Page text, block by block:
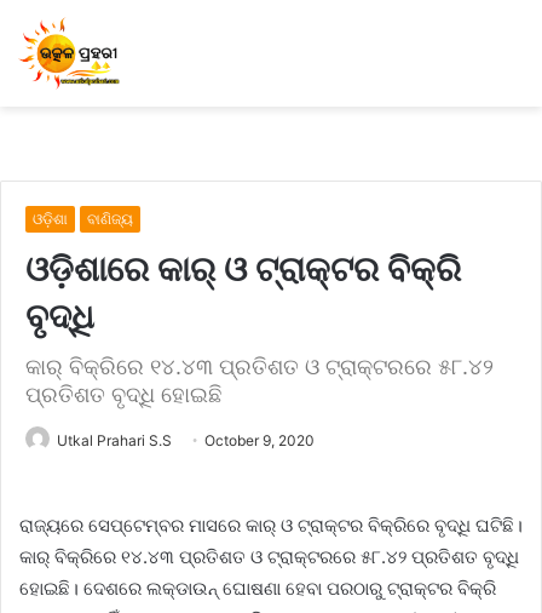
ଓଡ଼ିଶା ବାଣିଜ୍ୟ
ଓଡ଼ିଶାରେ କାର୍ ଓ ଟ୍ରାକ୍ଟର ବିକ୍ରି
ବୃଦ୍ଧି
କାର୍‌ ବିକ୍ରିରେ ୧୪.୪୩ ପ୍ରତିଶତ ଓ ଟ୍ରାକ୍ଟରରେ ୫୮.୪୨
ପ୍ରତିଶତ ବୃଦ୍ଧି ହୋଇଛି
Utkal Prahari S.S October 9, 2020
ରାଜ୍ୟରେ ସେପ୍ଟେମ୍ବର ମାସ‌ରେ କାର୍ ଓ ଟ୍ରାକ୍ଟର ବିକ୍ରିରେ ବୃଦ୍ଧି ଘଟିଛି।
କାର୍‌ ବିକ୍ରିରେ ୧୪.୪୩ ପ୍ରତିଶତ ଓ ଟ୍ରାକ୍ଟରରେ ୫୮.୪୨ ପ୍ରତିଶତ ବୃଦ୍ଧି
ହୋଇଛି। ଦେଶରେ ଲକ୍‌ଡାଉନ୍ ଘୋଷଣା ହେବା ପରଠାରୁ ଟ୍ରାକ୍ଟର ବିକ୍ରି